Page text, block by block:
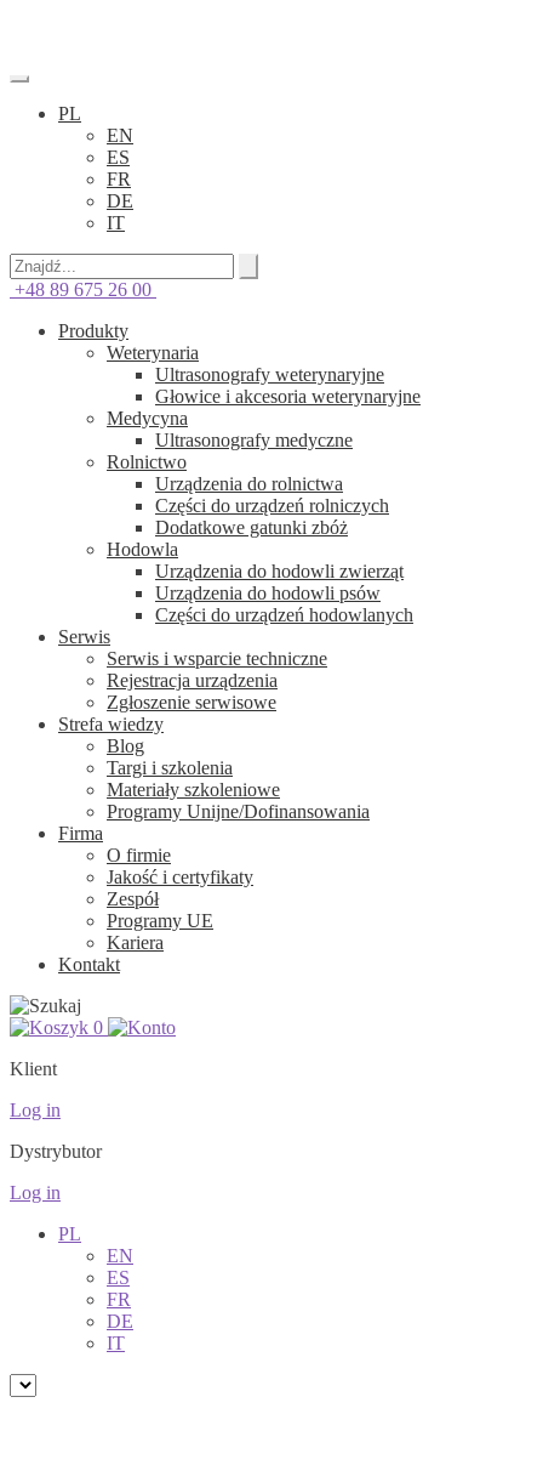
PL
EN
ES
FR
DE
IT
+48 89 675 26 00
Produkty
Weterynaria
Ultrasonografy weterynaryjne
Głowice i akcesoria weterynaryjne
Medycyna
Ultrasonografy medyczne
Rolnictwo
Urządzenia do rolnictwa
Części do urządzeń rolniczych
Dodatkowe gatunki zbóż
Hodowla
Urządzenia do hodowli zwierząt
Urządzenia do hodowli psów
Części do urządzeń hodowlanych
Serwis
Serwis i wsparcie techniczne
Rejestracja urządzenia
Zgłoszenie serwisowe
Strefa wiedzy
Blog
Targi i szkolenia
Materiały szkoleniowe
Programy Unijne/Dofinansowania
Firma
O firmie
Jakość i certyfikaty
Zespół
Programy UE
Kariera
Kontakt
0
Klient
Log in
Dystrybutor
Log in
PL
EN
ES
FR
DE
IT